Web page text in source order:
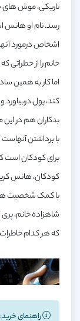
تاریکی، موش های
رسد. نام او هانس
اشخاص درمورد
خانم را از
اما کار به همین
کند، پول
بدکاران هم در
برای کودکان است
کودکان، هانس
با کمک شخصیت
شاهزاده خانم،
که هر کدام خاطرات
نمایشگر
ویدیو
راهنمای خرید: